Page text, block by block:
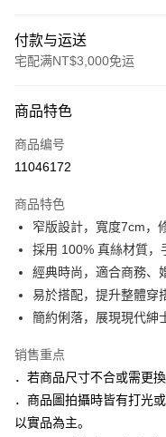
付款与运送
宅配满NT$3,000免运
信用卡一次付款
信用卡分期付款
合作金库商业银行
华南商业银行
上海商业储蓄银行
国泰世华商业银行
台湾中小企业银行
汇丰（台湾）商业银行
联邦商业银行
元大商业银行
台新国际商业银行
台湾乐天信用卡公司
6期 0利率，每期
华南商业银行
上海商业储蓄银行
国泰世华商业银行
台湾中小企业银行
联邦商业银行
元大商业银行
玉山商业银行
台湾乐天信用卡公司
LINE Pay
Apple Pay
街口支付
悠遊付
Google Pay
商品特色
商品编号
11046172
商品特色
窄版設計，寬度7cm，
採用 100% 真絲材質，
經典時尚，適合商務、
易於搭配，提升整體穿
簡約俐落，展現現代紳
销售重点
．若商品尺寸不合或需更
．商品圖拍攝時皆有打光
以實品為主。